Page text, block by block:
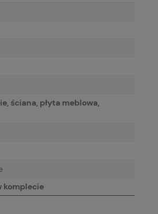
ściana, płyta meblowa,
komplecie